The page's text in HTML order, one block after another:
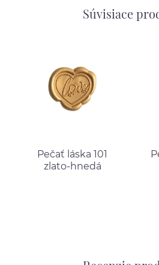
Súvisiace
Pečať láska 101
zlato-hnedá